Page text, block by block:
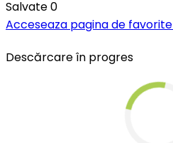
Salvate0
Acceseaza pagina de favorite
Descărcare în progres